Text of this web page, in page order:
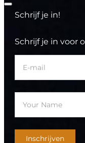
Schrijf je in voor
Schrijf je in!
Inschrijven